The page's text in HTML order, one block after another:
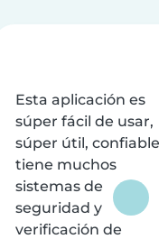
Esta aplicación es
súper fácil de usar,
súper útil,
tiene muchos
sistemas de
seguridad y
verificación de